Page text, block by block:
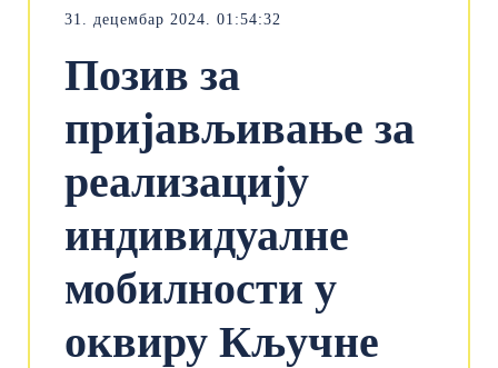
31. децембар 2024. 01:54:32
Позив за
пријављивање за
реализацију
индивидуалне
мобилности у
оквиру Кључне